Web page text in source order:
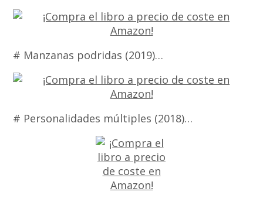
# Manzanas podridas (2019)…
# Personalidades múltiples (2018)…